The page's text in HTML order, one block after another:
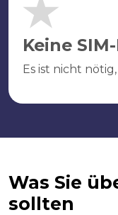
Keine
Es ist nicht
Was Sie
sollten